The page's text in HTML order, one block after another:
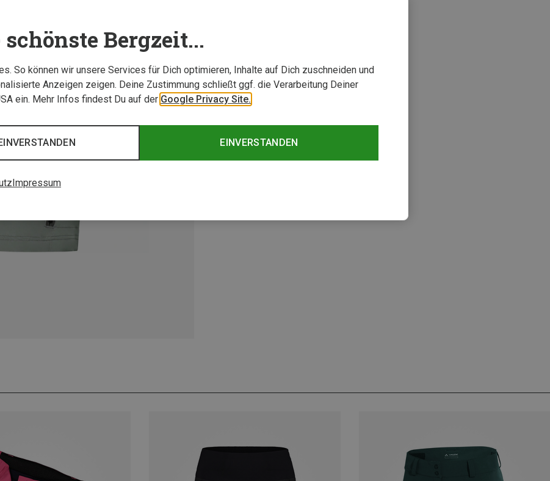
Bergzeit...
So können wir unsere Services für Dich optimieren, Inhalte auf Dich zuschneiden und
Anzeigen zeigen. Deine Zustimmung schließt ggf. die Verarbeitung Deiner
ein. Mehr Infos findest Du auf der Google Privacy Site.
EINVERSTANDEN
Impressum